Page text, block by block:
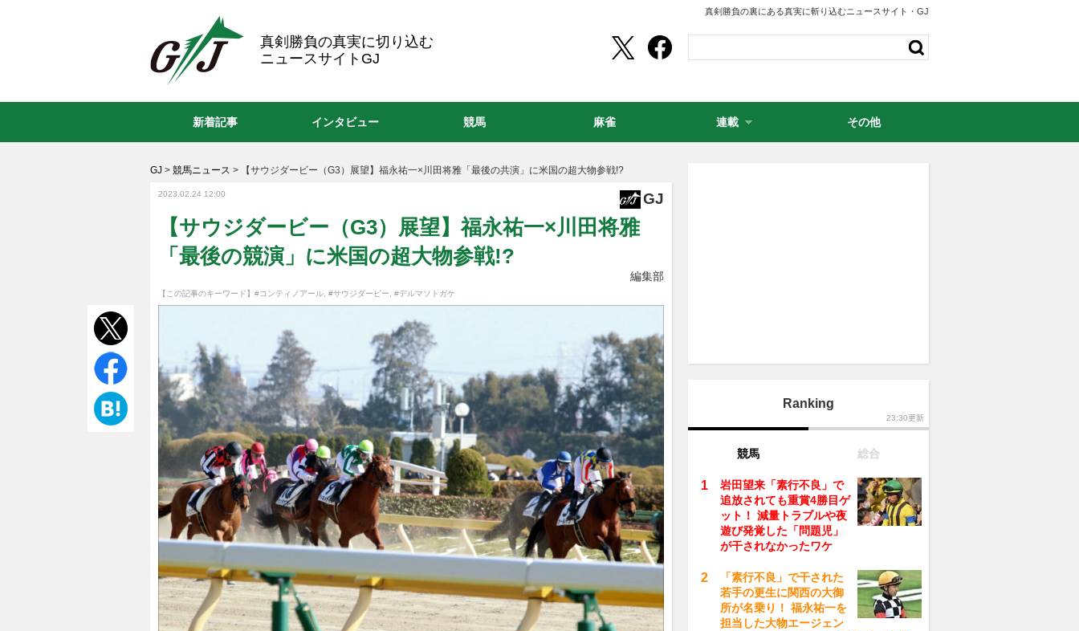
真剣勝負の裏にある真実に斬り込むニュースサイト・GJ
真剣勝負の真実に切り込む
ニュースサイトGJ
GJ > 競馬ニュース > 【サウジダービー（G3）展望】福永祐一×川田将雅「最後の共演」に米国の超大物参戦!?
2023.02.24 12:00 GJ
【サウジダービー（G3）展望】福永祐一×川田将雅
「最後の競演」に米国の超大物参戦!?
編集部
【この記事のキーワード】 #コンティノアール #サウジダービー #デルマソトガケ
Ranking
23:30更新
競馬 総合
岩田望来「素行不良」で
追放されても重賞4勝目ゲ
ット！ 減量トラブルや夜
遊び発覚した「問題児」
が干されなかったワケ
「素行不良」で干された
若手の更生に関西の大御
所が名乗り！ 福永祐一を
担当した大物エージェン
新着記事 インタビュー 競馬 麻雀 連載 その他